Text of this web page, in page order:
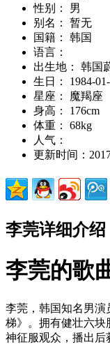
性别： 男
别名： 暂无
国籍： 韩国
语言：
出生地： 韩国
生日： 1984-
星座： 魔羯座
身高： 176cm
体重： 68kg
人气：
更新时间：
李莞详细介绍
李莞的歌
李莞，韩国知名男演
梯》。拥有健壮六块
神征服观众，播出后